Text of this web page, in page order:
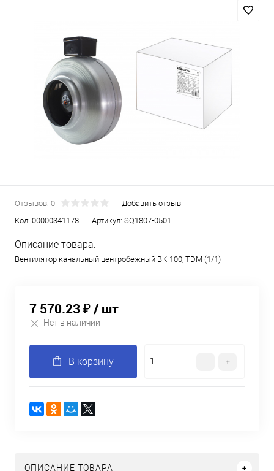
Отзывов: 0
Добавить отзыв
Код: 00000341178 Артикул: SQ1807-0501
Описание товара:
Вентилятор канальный центробежный ВК-100, TDM (1/1)
7 570.23 ₽/ шт
Нет в наличии
В корзину
ОПИСАНИЕ ТОВАРА